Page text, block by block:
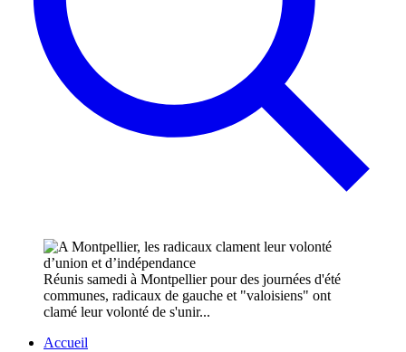
Réunis samedi à Montpellier pour des journées d'été
communes, radicaux de gauche et "valoisiens" ont
clamé leur volonté de s'unir...
Accueil